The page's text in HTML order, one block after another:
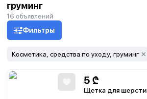
груминг
16 объявлений
Фильтры
Косметика, средства по уходу, груминг
5 ₾
Щетка для шерсти